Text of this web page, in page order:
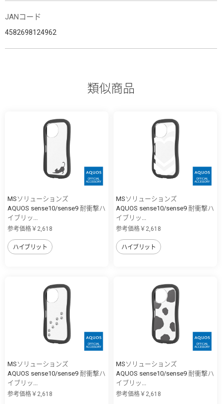
JANコード
4582698124962
類似商品
MSソリューションズ
AQUOS sense10/sense9 耐衝撃ハ
イブリッ...
参考価格￥2,618
ハイブリット
MSソリューションズ
AQUOS sense10/sense9 耐衝撃ハ
イブリッ...
参考価格￥2,618
ハイブリット
MSソリューションズ
AQUOS sense10/sense9 耐衝撃ハ
イブリッ...
参考価格￥2,618
MSソリューションズ
AQUOS sense10/sense9 耐衝撃ハ
イブリッ...
参考価格￥2,618